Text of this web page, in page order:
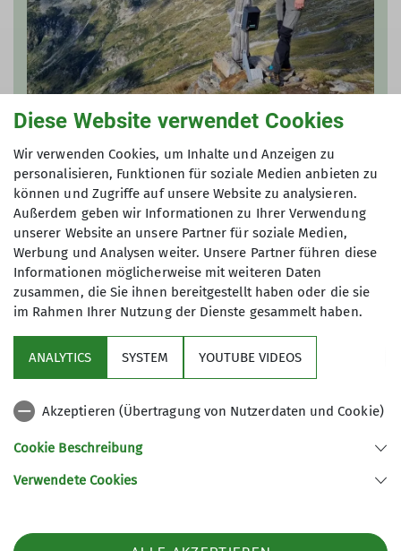
Philipp Merk
Klettern - Jugendgruppe 1
Anfrage senden
Nützliche Links
Sektion Günzburg des Deutschen Alpenvereins e.V.
Diese Website verwendet Cookies
Wir verwenden Cookies, um Inhalte und Anzeigen zu
personalisieren, Funktionen für soziale Medien anbieten zu
können und Zugriffe auf unsere Website zu analysieren.
Außerdem geben wir Informationen zu Ihrer Verwendung
unserer Website an unsere Partner für soziale Medien,
Werbung und Analysen weiter. Unsere Partner führen diese
Informationen möglicherweise mit weiteren Daten
zusammen, die Sie ihnen bereitgestellt haben oder die sie
im Rahmen Ihrer Nutzung der Dienste gesammelt haben.
ANALYTICS SYSTEM YOUTUBE VIDEOS
Akzeptieren (Übertragung von Nutzerdaten und Cookie)
Cookie Beschreibung
Verwendete Cookies